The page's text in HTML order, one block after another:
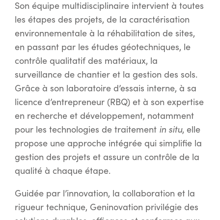
Son équipe multidisciplinaire intervient à toutes
les étapes des projets, de la caractérisation
environnementale à la réhabilitation de sites,
en passant par les études géotechniques, le
contrôle qualitatif des matériaux, la
surveillance de chantier et la gestion des sols.
Grâce à son laboratoire d’essais interne, à sa
licence d’entrepreneur (RBQ) et à son expertise
en recherche et développement, notamment
pour les technologies de traitement in situ, elle
propose une approche intégrée qui simplifie la
gestion des projets et assure un contrôle de la
qualité à chaque étape.
Guidée par l’innovation, la collaboration et la
rigueur technique, Geninovation privilégie des